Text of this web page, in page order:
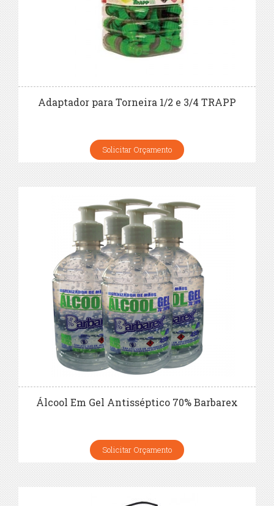
Adaptador para Torneira 1/2 e 3/4 TRAPP
Solicitar Orçamento
Álcool Em Gel Antisséptico 70% Barbarex
Solicitar Orçamento